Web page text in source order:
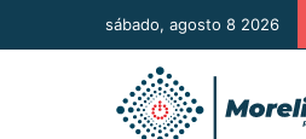
sábado, agosto 8 2026